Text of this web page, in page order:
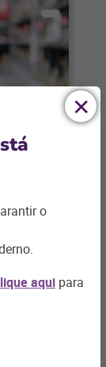
para a
o
aqui para